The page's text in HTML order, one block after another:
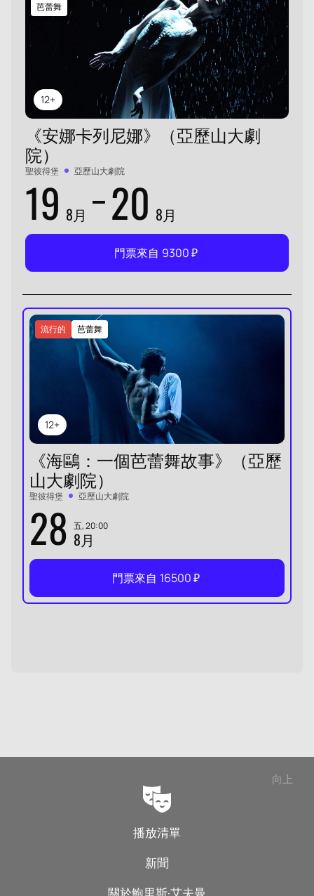
12+
芭蕾舞
《安娜卡列尼娜》（亞歷山大劇
院）
聖彼得堡 亞歷山大劇院
19 8月 20 8月
門票來自 9300₽
12+
芭蕾舞
流行的
《海鷗：一個芭蕾舞故事》（亞歷
山大劇院）
聖彼得堡 亞歷山大劇院
28 五, 20:00
8月
門票來自 16500₽
向上
播放清單
新聞